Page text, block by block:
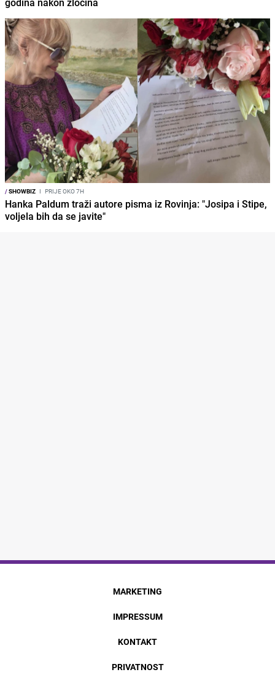
/SHOWBIZ I PRIJE OKO 7H
Hanka Paldum traži autore pisma iz Rovinja: "Josipa i Stipe,
voljela bih da se javite"
MARKETING
IMPRESSUM
KONTAKT
PRIVATNOST